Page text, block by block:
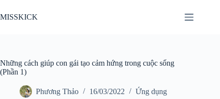
đến
phần
MISSKICK
Những cách giúp con gái tạo cảm hứng trong cuộc sống
(Phần 1)
Phương Thảo 16/03/2022 Ứng dụng